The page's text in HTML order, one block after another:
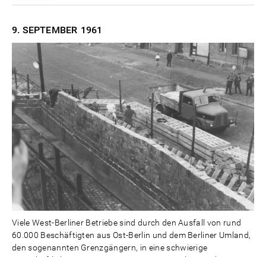
9. SEPTEMBER 1961
Viele West-Berliner Betriebe sind durch den Ausfall von rund
60.000 Beschäftigten aus Ost-Berlin und dem Berliner Umland,
den sogenannten Grenzgängern, in eine schwierige